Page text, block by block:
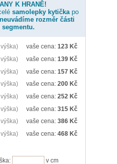
K HRANĚ!
samolepky kytičkapo
rozměr části
výška) vaše cena: 123 Kč
výška) vaše cena: 139 Kč
výška) vaše cena: 157 Kč
výška) vaše cena: 200 Kč
výška) vaše cena: 252 Kč
výška) vaše cena: 315 Kč
výška) vaše cena: 386 Kč
výška) vaše cena: 468 Kč
v cm